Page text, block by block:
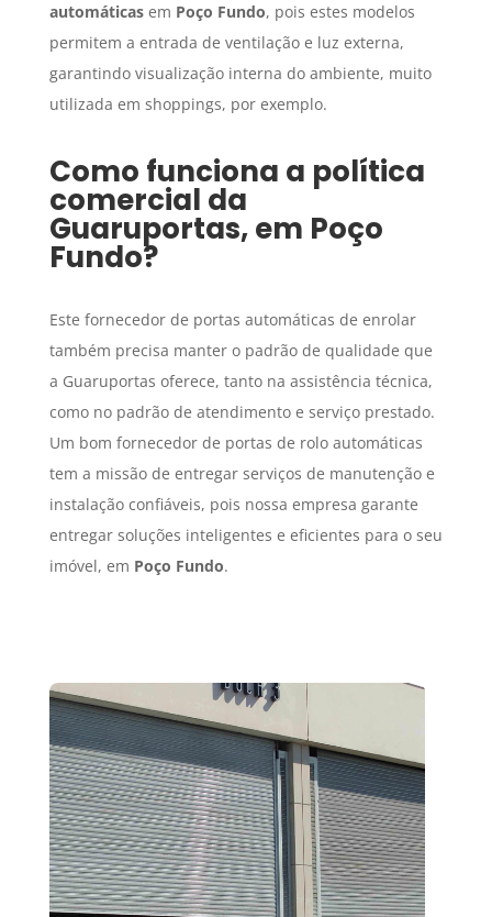
automáticasem Poço Fundo, pois estes modelos
permitem a entrada de ventilação e luz externa,
garantindo visualização interna do ambiente, muito
utilizada em shoppings, por exemplo.
Como funciona a política
comercial da
Guaruportas, em Poço
Fundo?
Este fornecedor de portas automáticas de enrolar
também precisa manter o padrão de qualidade que
a Guaruportas oferece, tanto na assistência técnica,
como no padrão de atendimento e serviço prestado.
Um bom fornecedor de portas de rolo automáticas
tem a missão de entregar serviços de manutenção e
instalação confiáveis, pois nossa empresa garante
entregar soluções inteligentes e eficientes para o seu
imóvel, em Poço Fundo.